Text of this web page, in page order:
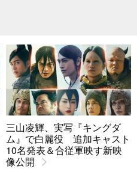
三山凌輝、実写『キングダ
ム』で白麗役 追加キャスト
10名発表＆合従軍映す新映
像公開